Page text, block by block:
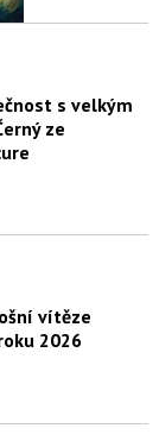
s velkým
ze
vítěze
2026